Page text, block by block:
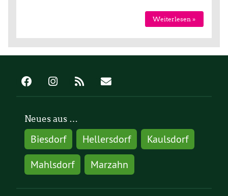
Weiterlesen »
Neues aus …
Biesdorf Hellersdorf
Kaulsdorf
Mahlsdorf
Marzahn